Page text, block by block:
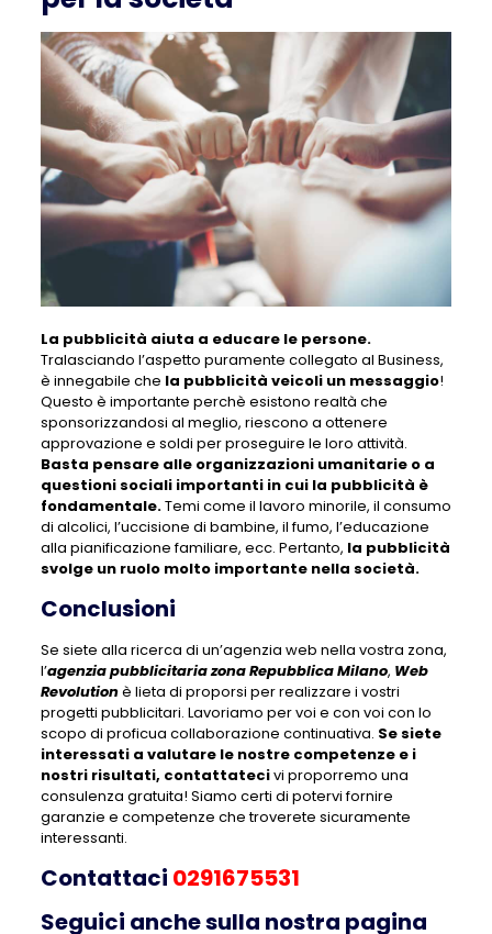
La pubblicità aiuta a educare le persone.
Tralasciando l’aspetto puramente collegato al Business,
è innegabile che la pubblicità veicoli un messaggio!
Questo è importante perchè esistono realtà che
sponsorizzandosi al meglio, riescono a ottenere
approvazione e soldi per proseguire le loro attività.
Basta pensare alle organizzazioni umanitarie o a
questioni sociali importanti in cui la pubblicità è
fondamentale.Temi come il lavoro minorile, il consumo
di alcolici, l’uccisione di bambine, il fumo, l’educazione
alla pianificazione familiare, ecc. Pertanto, la pubblicità
svolge un ruolo molto importante nella società.
Conclusioni
Se siete alla ricerca di un’agenzia web nella vostra zona,
l’agenzia pubblicitaria zona Repubblica Milano, Web
Revolutionè lieta di proporsi per realizzare i vostri
progetti pubblicitari. Lavoriamo per voi e con voi con lo
scopo di proficua collaborazione continuativa. Se siete
interessati a valutare le nostre competenze e i
nostri risultati, contattatecivi proporremo una
consulenza gratuita! Siamo certi di potervi fornire
garanzie e competenze che troverete sicuramente
interessanti.
Contattaci 0291675531
Seguici anche sulla nostra pagina